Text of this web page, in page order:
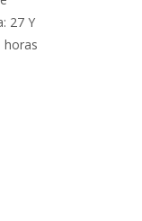
27 Y
horas